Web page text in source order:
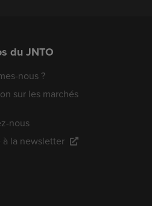
du JNTO
nous ?
sur les marchés
nous
à la newsletter